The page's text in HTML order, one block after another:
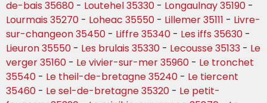
de-bais 35680 - Loutehel 35330 - Longaulnay 35190 -
Lourmais 35270 - Loheac 35550 - Lillemer 35111 - Livre-
sur-changeon 35450 - Liffre 35340 - Les iffs 35630 -
Lieuron 35550 - Les brulais 35330 - Lecousse 35133 - Le
verger 35160 - Le vivier-sur-mer 35960 - Le tronchet
35540 - Le theil-de-bretagne 35240 - Le tiercent
35460 - Le sel-de-bretagne 35320 - Le petit-